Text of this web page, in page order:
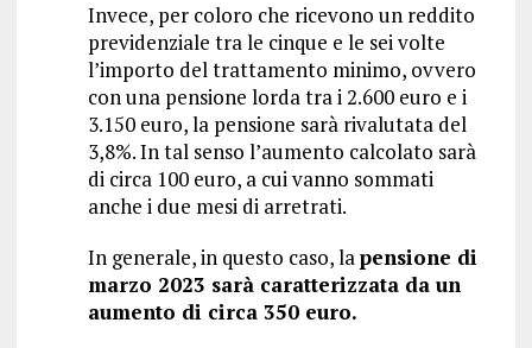
Invece, per coloro che ricevono un reddito
previdenziale tra le cinque e le sei volte
l’importo del trattamento minimo, ovvero
con una pensione lorda tra i 2.600 euro e i
3.150 euro, la pensione sarà rivalutata del
3,8%. In tal senso l’aumento calcolato sarà
di circa 100 euro, a cui vanno sommati
anche i due mesi di arretrati.
In generale, in questo caso, lapensione di
marzo 2023 sarà caratterizzata da un
aumento di circa 350 euro.